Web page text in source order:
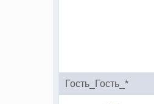
Гость_Гость_*